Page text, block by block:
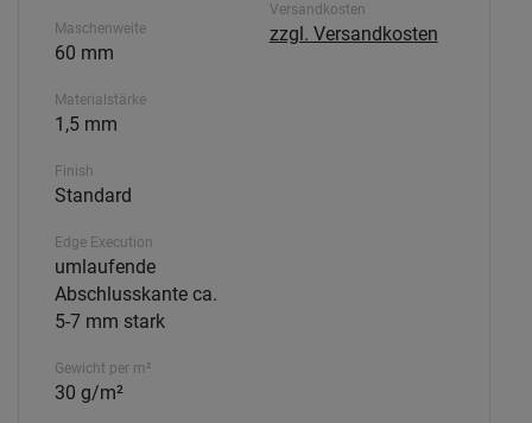
Maschenweite
60 mm
Materialstärke
1,5 mm
Finish
Standard
Edge Execution
umlaufende
Abschlusskante ca.
5-7 mm stark
Gewicht per m²
30 g/m²
Versandkosten
zzgl. Versandkosten